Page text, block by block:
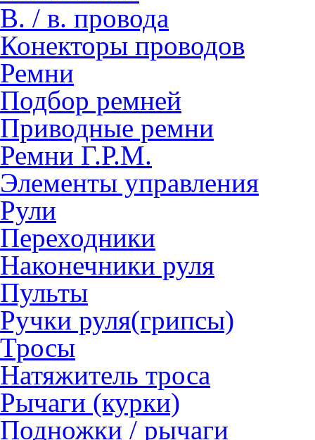
В. / в. провода
Конекторы проводов
Ремни
Подбор ремней
Приводные ремни
Ремни Г.Р.М.
Элементы управления
Рули
Переходники
Наконечники руля
Пульты
Ручки руля(грипсы)
Тросы
Натяжитель троса
Рычаги (курки)
Подножки / рычаги